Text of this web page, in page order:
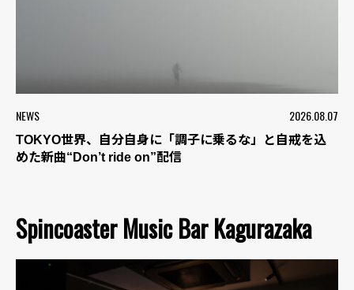
NEWS 2026.08.07
TOKYO世界、自分自身に「調子に乗るな」と自戒を込
めた新曲“Don’t ride on”配信
Spincoaster Music Bar Kagurazaka